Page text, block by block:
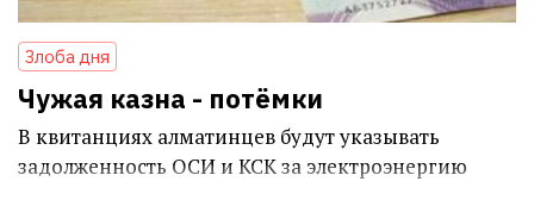
Злоба дня
Чужая казна - потёмки
В квитанциях алматинцев будут указывать
задолженность ОСИ и КСК за электроэнергию